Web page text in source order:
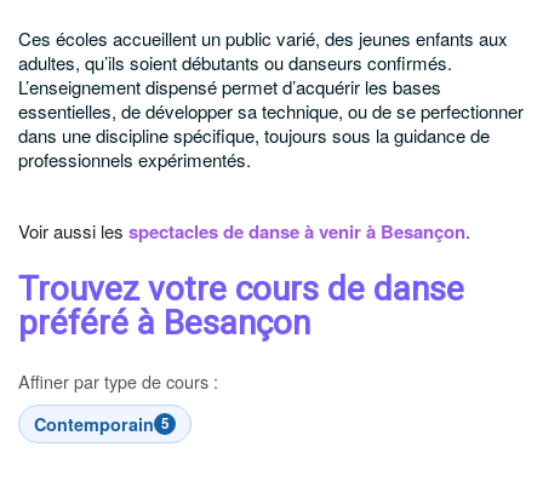
Ces écoles accueillent un public varié, des jeunes enfants aux
adultes, qu’ils soient débutants ou danseurs confirmés.
L’enseignement dispensé permet d’acquérir les bases
essentielles, de développer sa technique, ou de se perfectionner
dans une discipline spécifique, toujours sous la guidance de
professionnels expérimentés.
Voir aussi les spectacles de danse à venir à Besançon.
Trouvez votre cours de danse
préféré à Besançon
Affiner par type de cours :
Contemporain 5